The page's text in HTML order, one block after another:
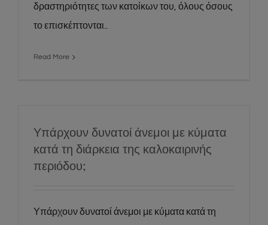
δραστηριότητες των κατοίκων του, όλους όσους
το επισκέπτονται..
Read More
Υπάρχουν δυνατοί άνεμοι με κύματα
κατά τη διάρκεια της καλοκαιρινής
περιόδου;
Υπάρχουν δυνατοί άνεμοι με κύματα κατά τη